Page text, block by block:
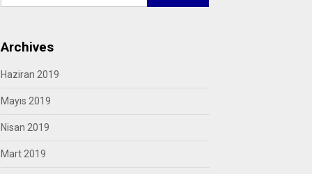
Archives
Haziran 2019
Mayıs 2019
Nisan 2019
Mart 2019